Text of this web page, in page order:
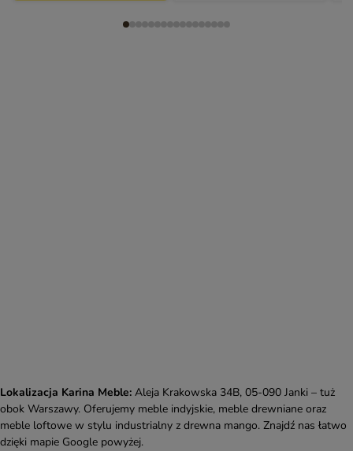
Lokalizacja Karina Meble: Aleja Krakowska 34B, 05-090 Janki – tuż
obok Warszawy. Oferujemy meble indyjskie, meble drewniane oraz
meble loftowe w stylu industrialny z drewna mango. Znajdź nas łatwo
dzięki mapie Google powyżej.